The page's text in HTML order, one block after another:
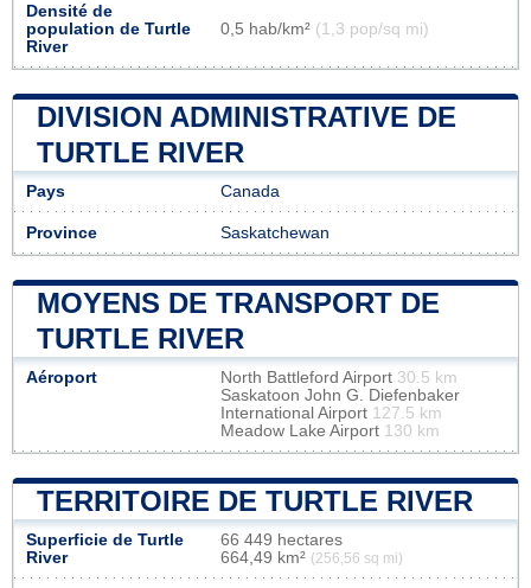
Densité de
population de Turtle
River
0,5 hab/km² (1,3 pop/sq mi)
DIVISION ADMINISTRATIVE DE
TURTLE RIVER
Pays Canada
Province Saskatchewan
MOYENS DE TRANSPORT DE
TURTLE RIVER
Aéroport North Battleford Airport 30.5 km
Saskatoon John G. Diefenbaker
International Airport 127.5 km
Meadow Lake Airport 130 km
TERRITOIRE DE TURTLE RIVER
Superficie de Turtle
River
66 449 hectares
664,49 km² (256,56 sq mi)